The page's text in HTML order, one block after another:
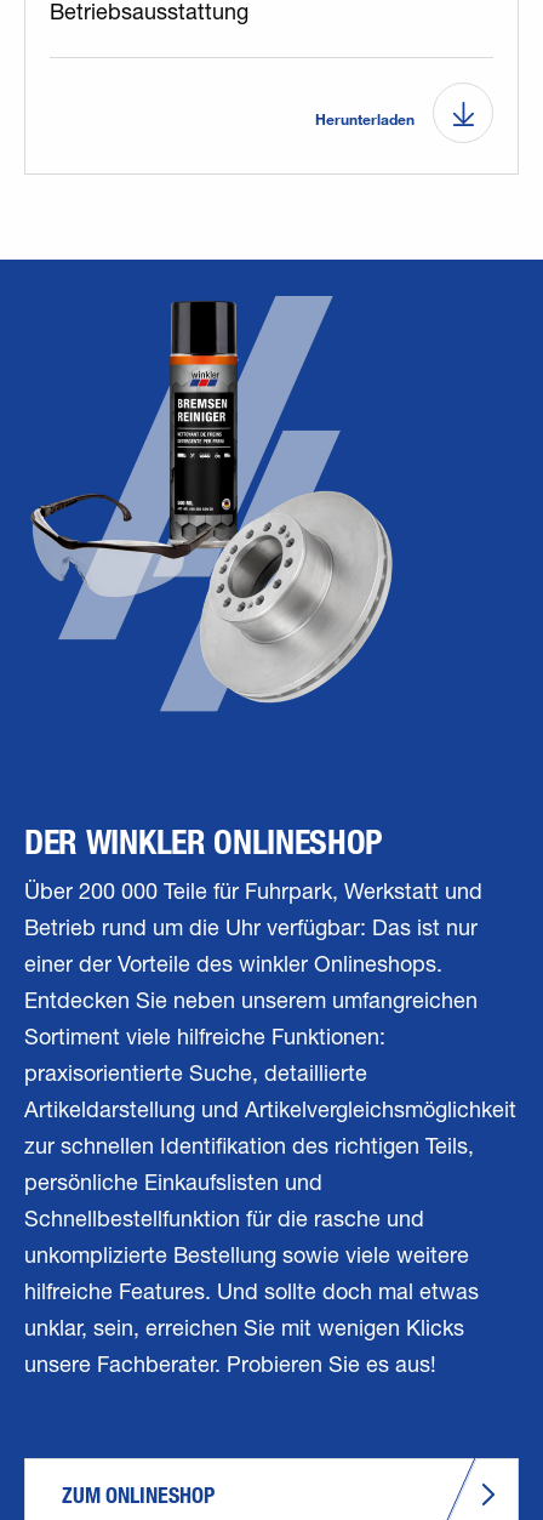
Betriebsausstattung
Herunterladen
DER WINKLER ONLINESHOP
Über 200 000 Teile für Fuhrpark, Werkstatt und
Betrieb rund um die Uhr verfügbar: Das ist nur
einer der Vorteile des winkler Onlineshops.
Entdecken Sie neben unserem umfangreichen
Sortiment viele hilfreiche Funktionen:
praxisorientierte Suche, detaillierte
Artikeldarstellung und Artikelvergleichsmöglichkeit
zur schnellen Identifikation des richtigen Teils,
persönliche Einkaufslisten und
Schnellbestellfunktion für die rasche und
unkomplizierte Bestellung sowie viele weitere
hilfreiche Features. Und sollte doch mal etwas
unklar, sein, erreichen Sie mit wenigen Klicks
unsere Fachberater. Probieren Sie es aus!
ZUM ONLINESHOP